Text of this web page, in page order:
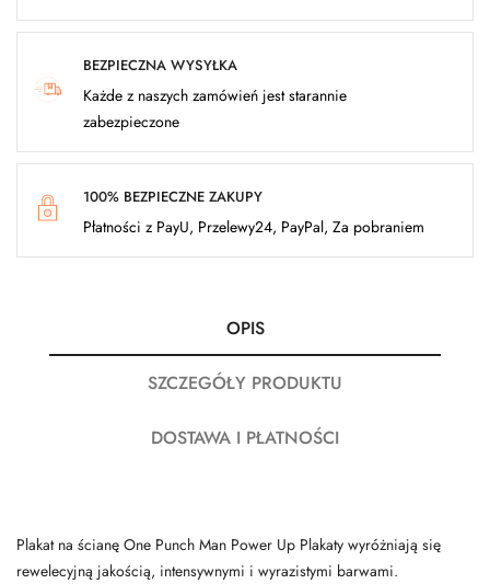
BEZPIECZNA WYSYŁKA
Każde z naszych zamówień jest starannie
zabezpieczone
100% BEZPIECZNE ZAKUPY
Płatności z PayU, Przelewy24, PayPal, Za pobraniem
OPIS
SZCZEGÓŁY PRODUKTU
DOSTAWA I PŁATNOŚCI
Plakat na ścianę One Punch Man Power Up Plakaty wyróżniają się
rewelecyjną jakością, intensywnymi i wyrazistymi barwami.